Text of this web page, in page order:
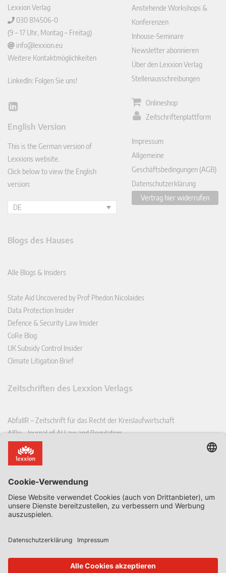
Lexxion Verlag
030 814506-0
(9 – 17 Uhr, Montag – Freitag)
info@lexxion.eu
Weitere Kontaktmöglichkeiten
LinkedIn: Folgen Sie uns!
Lin
In
English Version
This is the German version of
Lexxions website.
Click below to view the English
version:
DE
Anstehende Workshops &
Konferenzen
Inhouse-Seminare
Newsletter abonnieren
Über den Lexxion Verlag
Stellenausschreibungen
Onlineshop
Zeitschriftenplattform
Impressum
Allgemeine
Geschäftsbedingungen (AGB)
Datenschutzerklärung
Vertrag hier widerrufen
Blogs des Hauses
Alle Blogs & Insiders
State Aid Uncovered by Prof Phedon Nicolaides
Data Protection Insider
Defence & Security Law Insider
CoRe Blog
UK Subsidy Control Insider
Climate Litigation Brief
Zeitschriften des Lexxion Verlags
AbfallR – Zeitschrift für das Recht der Kreislaufwirtschaft
AIRe – Journal of AI Law and Regulation
CCLR – Carbon & Climate Law Review
CoRe – European Competition and Regulatory Law Review
EDSeQ – European Defence & Security Law & Policy Quarterly
EFFL – European Food and Feed Law Review
EHPL – European Health & Pharmaceutical Law Review
EPPPL – European Procurement & Public Private Partnership Law
EStAL – European State Aid Law Quarterly
EurUP – Zeitschrift für Europäisches Umwelt- und Planungsrecht